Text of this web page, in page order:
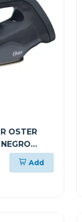
OSTER
Add